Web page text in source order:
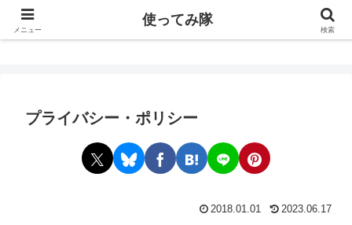
使ってみ隊
プライバシー・ポリシー
2018.01.01 2023.06.17
メニュー
使ってみ隊
検索